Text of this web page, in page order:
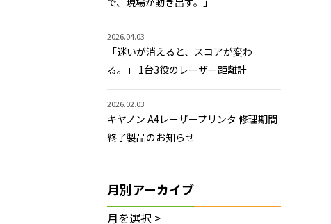
2026.04.03
「迷いが消えると、スコアが変わ
る。」 1台3役のレーザー距離計
2026.02.03
キヤノン A4レーザープリンタ 修理期間
終了製品のお知らせ
月別アーカイブ